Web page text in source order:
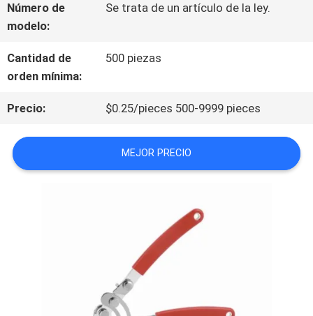
LA
CONTROL
CALIDAD
Número de
modelo:
Se trata de un artículo de la ley.
Cantidad de
orden mínima:
500 piezas
Precio: $0.25/pieces 500-9999 pieces
MEJOR PRECIO